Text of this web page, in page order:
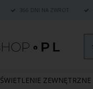
366 DNI NA ZWROT
OŚWIETLENIE ZEWNĘTRZNE